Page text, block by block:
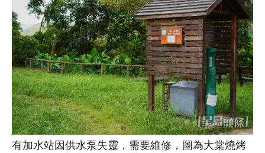
有加水站因供水泵失靈，需要維修，圖為大棠燒烤